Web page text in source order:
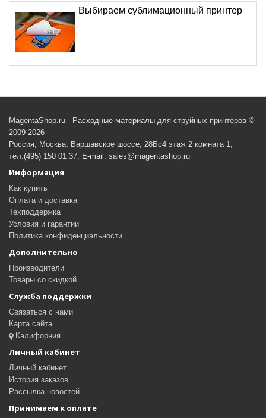
Выбираем сублимационный принтер
MagentaShop.ru - Расходные материалы для струйных принтеров ©
2009-2026
Россия, Москва, Варшавское шоссе, 28Бс4 этаж 2 комната 1,
тел:(495) 150 01 37, E-mail: sales@magentashop.ru
Информация
Как купить
Оплата и доставка
Техподдержка
Условия и гарантии
Политика конфиденциальности
Дополнительно
Производители
Товары со скидкой
Служба поддержки
Связаться с нами
Карта сайта
Калифорния
Личный кабинет
Личный кабинет
История заказов
Рассылка новостей
Принимаем к оплате